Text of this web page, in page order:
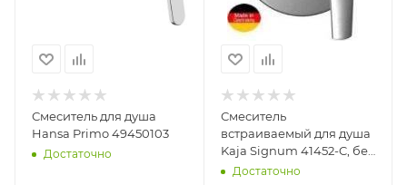
Смеситель для душа
Hansa Primo 49450103
Достаточно
Смеситель
встраиваемый для душа
Kaja Signum 41452-C, без
скрытой части
Достаточно